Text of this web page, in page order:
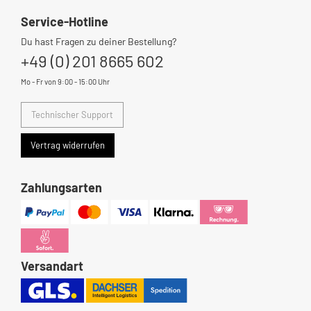
Service-Hotline
Du hast Fragen zu deiner Bestellung?
+49 (0) 201 8665 602
Mo - Fr von 9:00 - 15:00 Uhr
Technischer Support
Vertrag widerrufen
Zahlungsarten
Versandart